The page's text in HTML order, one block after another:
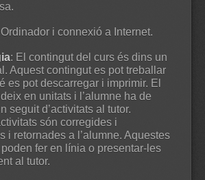
Ordinador i connexió a Internet.
: El contingut del curs és dins un
Aquest contingut es pot treballar
es pot descarregar i imprimir. El
en unitats i l’alumne ha de
seguit d’activitats al tutor.
són corregides i
i retornades a l’alumne. Aquestes
fer en línia o presentar-les
al tutor.